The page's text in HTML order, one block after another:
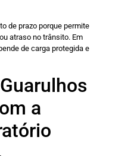
de prazo porque permite
atraso no trânsito. Em
de carga protegida e
a